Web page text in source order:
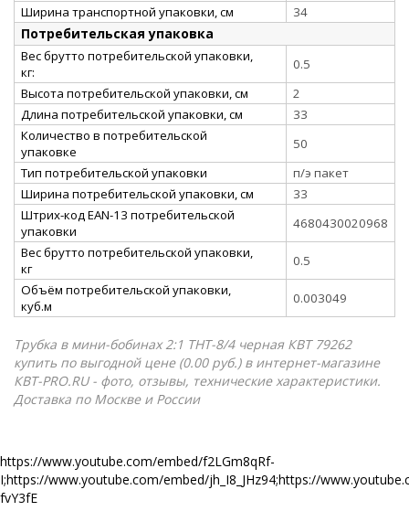
Ширина транспортной упаковки, см
34
Потребительская упаковка
Вес брутто потребительской упаковки,
кг:
0.5
Высота потребительской упаковки, см
2
Длина потребительской упаковки, см
33
Количество в потребительской
упаковке
50
Тип потребительской упаковки
п/э пакет
Ширина потребительской упаковки, см
33
Штрих-код EAN-13 потребительской
упаковки
4680430020968
Вес брутто потребительской упаковки,
кг
0.5
Объём потребительской упаковки,
куб.м
0.003049
Трубка в мини-бобинах 2:1 ТНТ-8/4 черная КВТ 79262
купить по выгодной цене (0.00 руб.) в интернет-магазине
КВТ-PRO.RU - фото, отзывы, технические характеристики.
Доставка по Москве и России
https://www.youtube.com/embed/f2LGm8qRf-
I;https://www.youtube.com/embed/jh_I8_JHz94;https://
fvY3fE